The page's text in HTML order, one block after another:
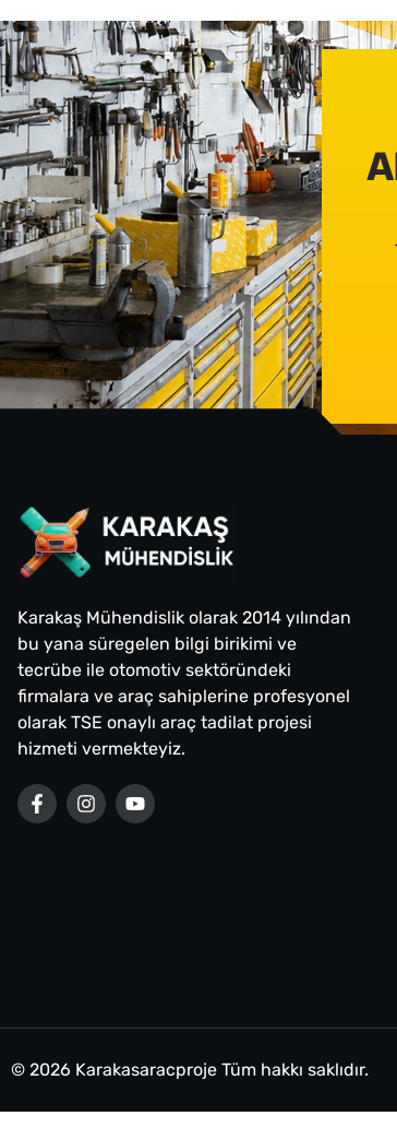
Karakaş Mühendislik olarak 2014 yılından
bu yana süregelen bilgi birikimi ve
tecrübe ile otomotiv sektöründeki
firmalara ve araç sahiplerine profesyonel
olarak TSE onaylı araç tadilat projesi
hizmeti vermekteyiz.
© 2026 Karakasaracproje Tüm hakkı saklıdır.